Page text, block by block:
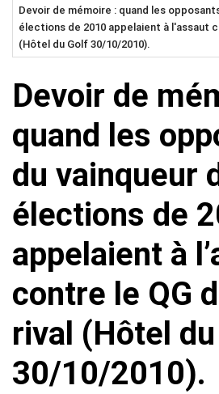
Devoir de mémoire : quand les
élections de 2010 appelaient à l'assaut
(Hôtel du Golf 30/10/2010).
Devoir de
quand les
du vainqueur
élections de
appelaient à
contre le QG
rival (Hôtel
30/10/2010).